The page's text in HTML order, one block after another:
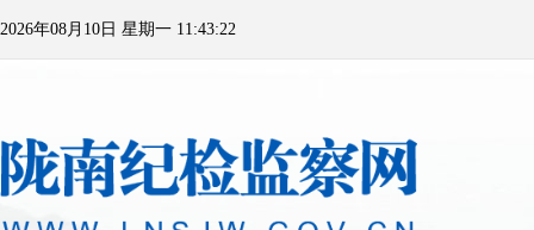
2026年08月10日 星期一 11:43:22